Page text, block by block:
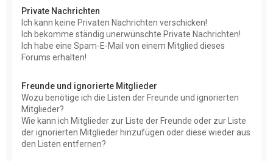
Private Nachrichten
Ich kann keine Privaten Nachrichten verschicken!
Ich bekomme ständig unerwünschte Private Nachrichten!
Ich habe eine Spam-E-Mail von einem Mitglied dieses
Forums erhalten!
Freunde und ignorierte Mitglieder
Wozu benötige ich die Listen der Freunde und ignorierten
Mitglieder?
Wie kann ich Mitglieder zur Liste der Freunde oder zur Liste
der ignorierten Mitglieder hinzufügen oder diese wieder aus
den Listen entfernen?